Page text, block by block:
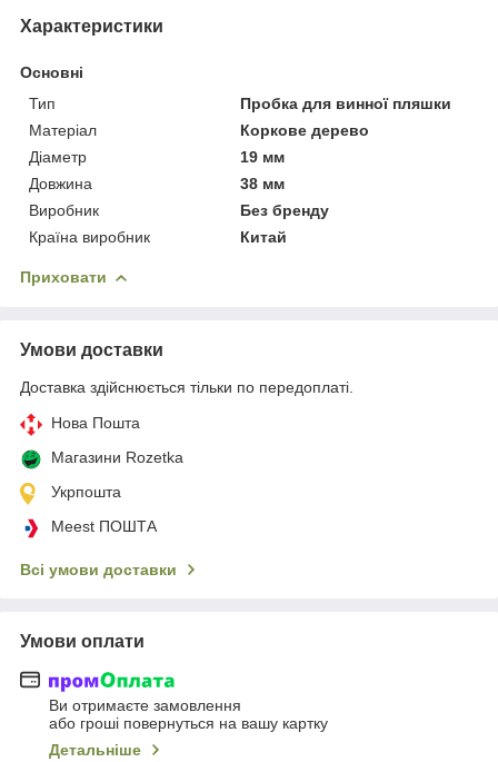
Характеристики
Основні
Тип
Пробка для винної пляшки
Матеріал
Коркове дерево
Діаметр
19 мм
Довжина
38 мм
Виробник
Без бренду
Країна виробник
Китай
Приховати
Умови доставки
Доставка здійснюється тільки по передоплаті.
Нова Пошта
Магазини Rozetka
Укрпошта
Meest ПОШТА
Всі умови доставки
Умови оплати
Ви отримаєте замовлення
або гроші повернуться на вашу картку
Детальніше